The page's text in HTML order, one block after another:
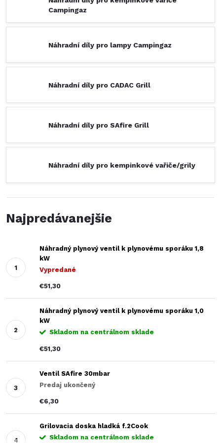
Campingaz
Náhradní díly pro lampy Campingaz
Náhradní díly pro CADAC Grill
Náhradní díly pro SAfire Grill
Náhradní díly pro kempinkové vařiče/grily
Najpredávanejšie
Náhradný plynový ventil k plynovému sporáku 1,8
kW
Vypredané
€51,30
Náhradný plynový ventil k plynovému sporáku 1,0
kW
Skladom na centrálnom sklade
€51,30
Ventil SAfire 30mbar
Predaj ukončený
€6,30
Grilovacia doska hladká f.2Cook
Skladom na centrálnom sklade